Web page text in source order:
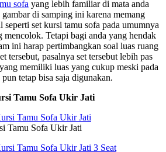
sofa yang lebih familiar di mata anda
di samping ini karena memang
seperti set kursi tamu sofa pada umumnya
mencolok. Tetapi bagi anda yang hendak
ini harap pertimbangkan soal luas ruang
tersebut, pasalnya set tersebut lebih pas
memiliki luas yang cukup meski pada
tetap bisa saja digunakan.
Tamu Sofa Ukir Jati
Tamu Sofa Ukir Jati